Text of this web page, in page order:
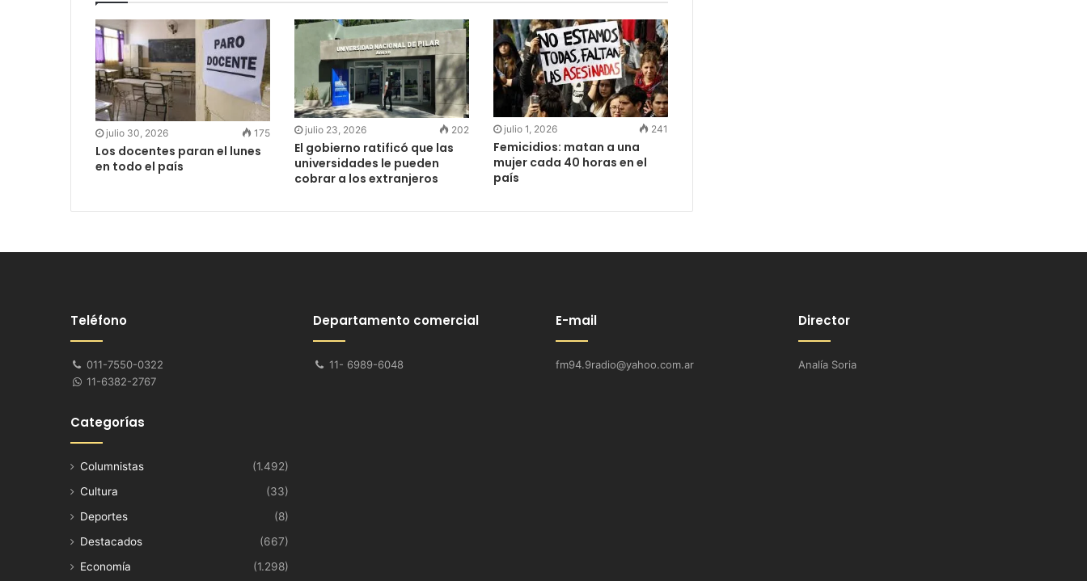
julio 30, 2026 175
Los docentes paran el lunes
en todo el país
julio 23, 2026 202
El gobierno ratificó que las
universidades le pueden
cobrar a los extranjeros
julio 1, 2026 241
Femicidios: matan a una
mujer cada 40 horas en el
país
Teléfono
011-7550-0322
11-6382-2767
Categorías
Columnistas
(1.492)
Cultura
(33)
Deportes
(8)
Destacados
(667)
Economía
(1.298)
Departamento comercial
11- 6989-6048
E-mail
fm94.9radio@yahoo.com.ar
Director
Analía Soria